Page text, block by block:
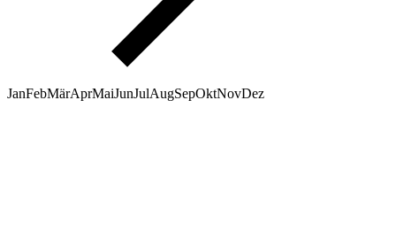
JanFebMärAprMaiJunJulAugSepOktNovDez